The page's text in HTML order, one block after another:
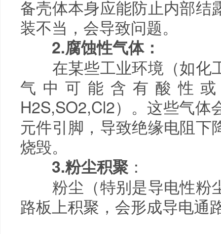
备壳体本身应能防止内部结
装不当，会导致问题。
2.腐蚀性气体：
在某些工业环境（如化
气中可能含有酸性
H2S,SO2,Cl2）。这些气体
元件引脚，导致绝缘电阻下
烧毁。
3.粉尘积聚 ：
粉尘（特别是导电性粉
路板上积聚，会形成导电通